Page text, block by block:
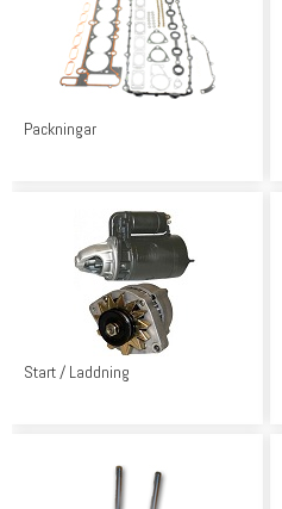
Packningar
Start / Laddning